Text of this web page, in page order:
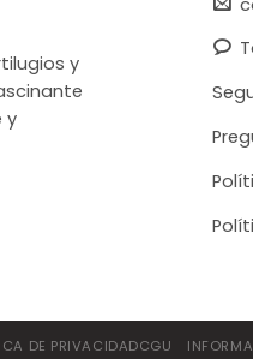
y
y
DE PRIVACIDADCGU